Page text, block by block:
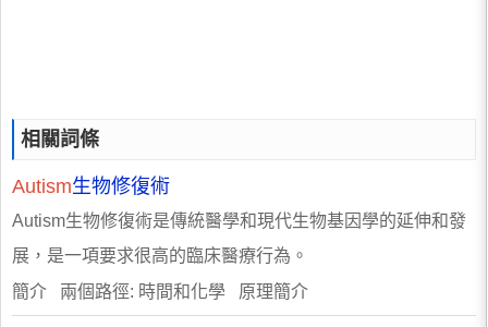
相關詞條
Autism生物修復術
Autism生物修復術是傳統醫學和現代生物基因學的延伸和發
展，是一項要求很高的臨床醫療行為。
簡介 兩個路徑: 時間和化學 原理簡介